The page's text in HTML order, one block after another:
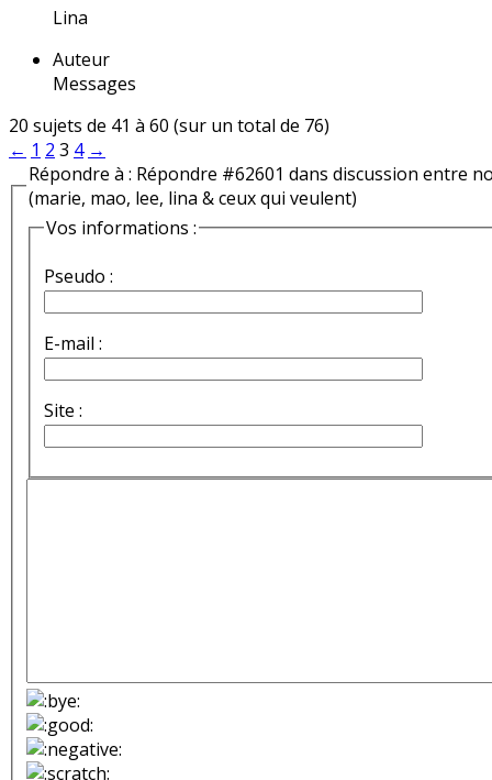
Lina
Auteur
Messages
20 sujets de 41 à 60 (sur un total de 76)
← 1 2 3 4 →
Répondre à : Répondre #62601 dans discussion entre
(marie, mao, lee, lina & ceux qui veulent)
Vos informations :
Pseudo :
E-mail :
Site :